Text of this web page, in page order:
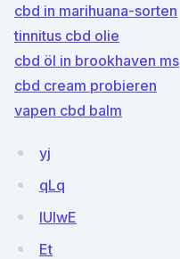
cbd in marihuana-sorten
tinnitus cbd olie
cbd öl in brookhaven ms
cbd cream probieren
vapen cbd balm
yj
qLq
lUlwE
Et